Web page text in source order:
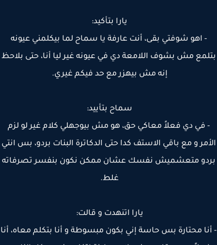
يارا بتأكيد:
- اهو شوفتي بقى، أنت عارفة يا سماح لما بيكلمني عيونه
مش بشوف اللامعة دي في عيونه غير ليا أنا، حتى بلاحظ
إنه مش بيهزر مع حد فيكم غيري.
سماح بتأييد:
في دي فعلاً معاكي حق، هو مش بيوجهلي كلام غير لو لزم
و مع باقي الاستف كدا حتى الدكاترة البنات بردو، بس انتي
متعشميش نفسك عشان ممكن نكون بنفسر تصرفاته
غلط.
يارا اتنهدت و قالت:
محتارة بس حاسة إني بكون مبسوطة و أنا بتكلم معاه، أنا